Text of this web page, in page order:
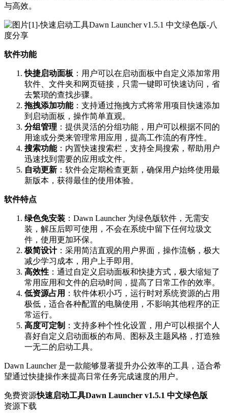
与高效。
软件功能
快捷启动面板 ：用户可以在启动面板中自定义添加常用
软件、文件夹和网页链接，只需一键即可快速访问，省
去繁琐的查找步骤。
拖拽添加功能：支持通过拖拽方式将常用项目快速添加
到启动面板，操作简单直观。
分组管理 ：提供灵活的分组功能，用户可以根据不同的
用途或分类来管理常用应用，提高工作流的有序性。
搜索功能：内置快速搜索栏，支持全局搜索，帮助用户
迅速找到需要的应用或文件。
自动更新 ：软件会定期检查更新，确保用户始终使用最
新版本，获得最佳的使用体验。
软件特点
绿色免安装 ：Dawn Launcher 为绿色版软件，无需安
装，解压后即可使用，不会在系统中留下任何垃圾文
件，使用更加环保。
极简设计：采用简洁直观的用户界面，操作流畅，极大
减少学习成本，用户上手即用。
高效性 ：通过自定义启动面板和快捷方式，极大缩短了
常用应用和文件的启动时间，提高了日常工作的效率。
低资源占用 ：软件体积小巧，运行时对系统资源的占用
极低，适合各种配置的电脑使用，不影响其他程序的正
常运行。
高度可定制 ：支持多种个性化设置，用户可以根据个人
喜好自定义启动面板的布局、图标及主题风格，打造独
一无二的启动工具。
Dawn Launcher 是一款能够显著提升办公效率的工具，适合希
望通过快捷操作来提高日常任务完成速度的用户。
免费资源快速启动工具Dawn Launcher v1.5.1 中文绿色版
资源下载